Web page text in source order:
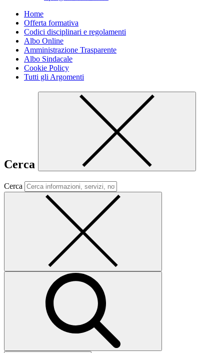
Home
Offerta formativa
Codici disciplinari e regolamenti
Albo Online
Amministrazione Trasparente
Albo Sindacale
Cookie Policy
Tutti gli Argomenti
Cerca
Cerca